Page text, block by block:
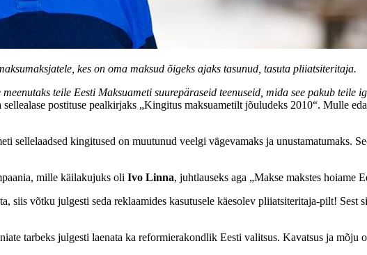
kes on oma maksud õigeks ajaks tasunud, tasuta pliiatsiteritaja.
teile Eesti Maksuameti suurepäraseid teenuseid, mida see pakub teile
sellealase postituse pealkirjaks „Kingitus maksuametilt jõuludeks 2010“. Mulle
sellelaadsed kingitused on muutunud veelgi vägevamaks ja unustamatumaks.
mille käilakujuks oli Ivo Linna, juhtlauseks aga „Makse makstes hoiame
siis võtku julgesti seda reklaamides kasutusele käesolev pliiatsiteritaja-pilt! Sest
tarbeks julgesti laenata ka reformierakondlik Eesti valitsus. Kavatsus ja mõju